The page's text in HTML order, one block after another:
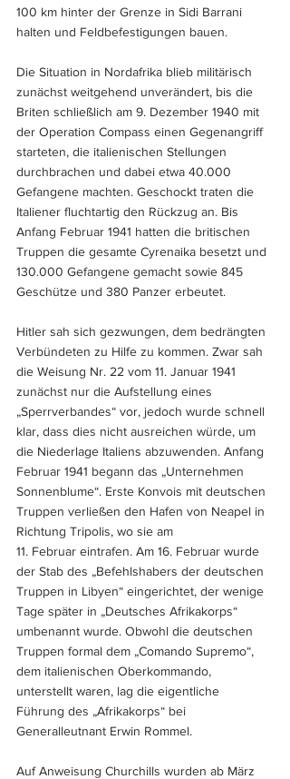
100 km hinter der Grenze in Sidi Barrani
halten und Feldbefestigungen bauen.
Die Situation in Nordafrika blieb militärisch
zunächst weitgehend unverändert, bis die
Briten schließlich am 9. Dezember 1940 mit
der Operation Compass einen Gegenangriff
starteten, die italienischen Stellungen
durchbrachen und dabei etwa 40.000
Gefangene machten. Geschockt traten die
Italiener fluchtartig den Rückzug an. Bis
Anfang Februar 1941 hatten die britischen
Truppen die gesamte Cyrenaika besetzt und
130.000 Gefangene gemacht sowie 845
Geschütze und 380 Panzer erbeutet.
Hitler sah sich gezwungen, dem bedrängten
Verbündeten zu Hilfe zu kommen. Zwar sah
die Weisung Nr. 22 vom 11. Januar 1941
zunächst nur die Aufstellung eines
„Sperrverbandes“ vor, jedoch wurde schnell
klar, dass dies nicht ausreichen würde, um
die Niederlage Italiens abzuwenden. Anfang
Februar 1941 begann das „Unternehmen
Sonnenblume“. Erste Konvois mit deutschen
Truppen verließen den Hafen von Neapel in
Richtung Tripolis, wo sie am
11. Februar eintrafen. Am 16. Februar wurde
der Stab des „Befehlshabers der deutschen
Truppen in Libyen“ eingerichtet, der wenige
Tage später in „Deutsches Afrikakorps“
umbenannt wurde. Obwohl die deutschen
Truppen formal dem „Comando Supremo“,
dem italienischen Oberkommando,
unterstellt waren, lag die eigentliche
Führung des „Afrikakorps“ bei
Generalleutnant Erwin Rommel.
Auf Anweisung Churchills wurden ab März